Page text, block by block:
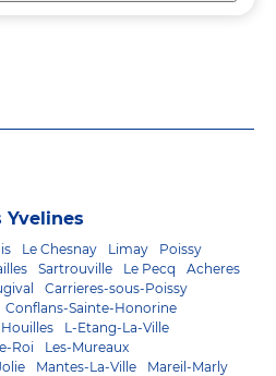
Yvelines
Le Chesnay Limay
Poissy
Sartrouville Le Pecq
Acheres
Carrieres-sous-Poissy
Conflans-Sainte-Honorine
Houilles
L-Etang-La-Ville
Roi
Les-Mureaux
Mantes-La-Ville
Mareil-Marly